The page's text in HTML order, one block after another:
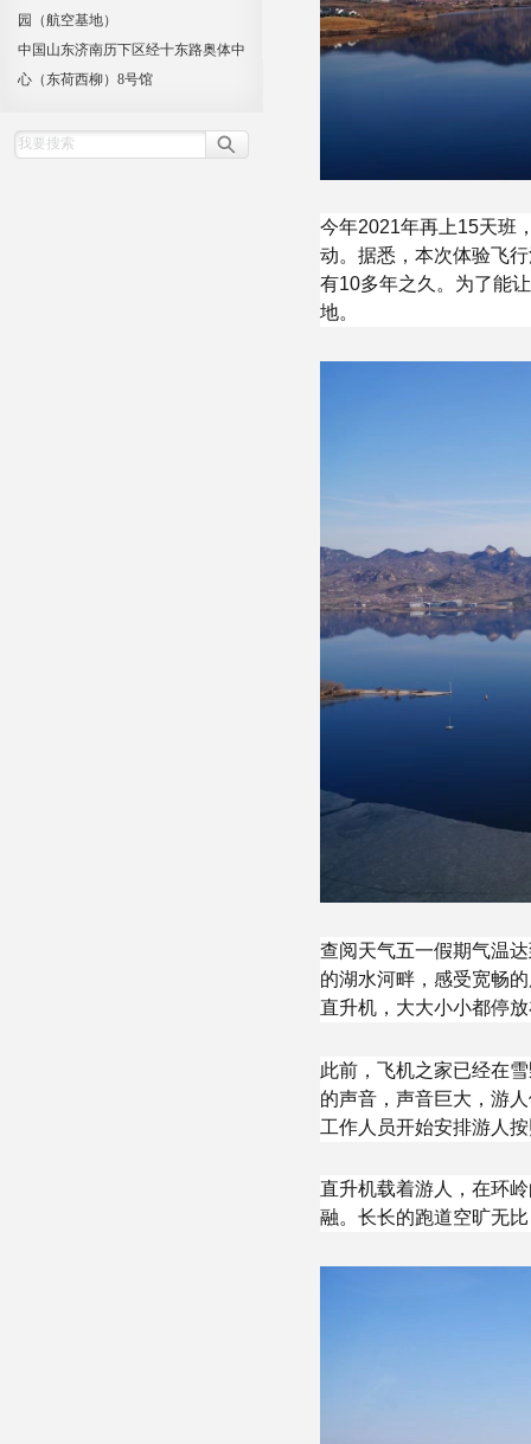
园（航空基地）
中国山东济南历下区经十东路奥体中
心（东荷西柳）8号馆
今年2021年再上15天班
动。据悉，本次体验飞
有10多年之久。为了能
地。
查阅天气五一假期气温
的湖水河畔，感受宽畅
直升机，大大小小都停
此前，飞机之家已经在
的声音，声音巨大，游
工作人员开始安排游人
直升机载着游人，在环
融。长长的跑道空旷无